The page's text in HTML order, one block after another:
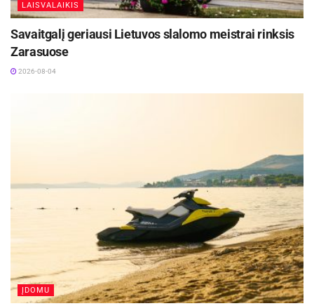
lengvosios atletikos trenerių Gyčio Krivicko,
LAISVALAIKIS
Savaitgalį geriausi Lietuvos slalomo meistrai rinksis
Zarasuose
2026-08-04
ĮDOMU